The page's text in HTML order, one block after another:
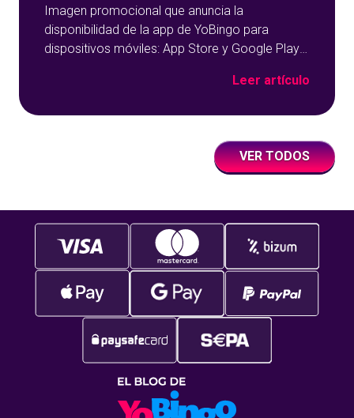
Imagen promocional que anuncia la
disponibilidad de la app de YoBingo para
dispositivos móviles: App Store y Google Play
Leer artículo
VER TODOS